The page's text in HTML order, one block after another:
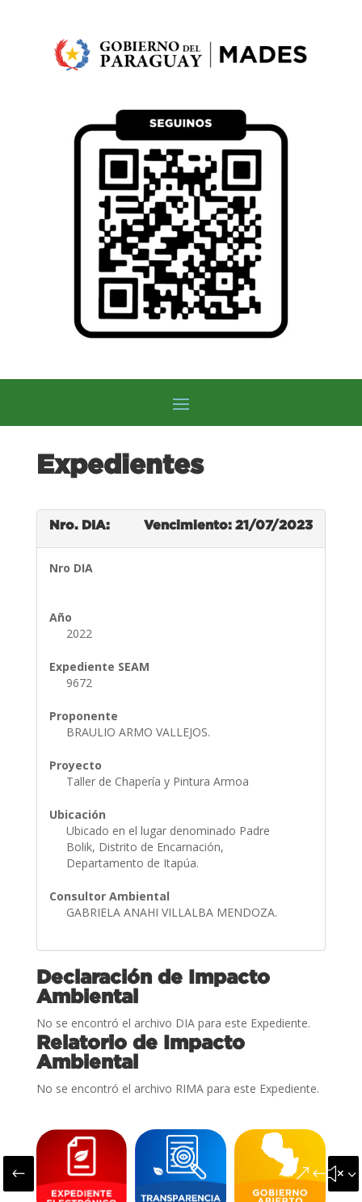
Expedientes
Nro. DIA: Vencimiento: 21/07/2023
Nro DIA
Año
2022
Expediente SEAM
9672
Proponente
BRAULIO ARMO VALLEJOS.
Proyecto
Taller de Chapería y Pintura Armoa
Ubicación
Ubicado en el lugar denominado Padre
Bolik, Distrito de Encarnación,
Departamento de Itapúa.
Consultor Ambiental
GABRIELA ANAHI VILLALBA MENDOZA.
Declaración de Impacto
Ambiental
No se encontró el archivo DIA para este Expediente.
Relatorio de Impacto
Ambiental
No se encontró el archivo RIMA para este Expediente.
#